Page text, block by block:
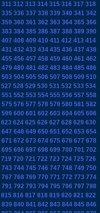
311 312 313 314 315 316 317 318
335 336 337 338 339 340 341 342
359 360 361 362 363 364 365 366
383 384 385 386 387 388 389 390
407 408 409 410 411 412 413 414
431 432 433 434 435 436 437 438
455 456 457 458 459 460 461 462
479 480 481 482 483 484 485 486
503 504 505 506 507 508 509 510
527 528 529 530 531 532 533 534
551 552 553 554 555 556 557 558
575 576 577 578 579 580 581 582
599 600 601 602 603 604 605 606
623 624 625 626 627 628 629 630
647 648 649 650 651 652 653 654
671 672 673 674 675 676 677 678
695 696 697 698 699 700 701 702
719 720 721 722 723 724 725 726
743 744 745 746 747 748 749 750
767 768 769 770 771 772 773 774
791 792 793 794 795 796 797 798
815 816 817 818 819 820 821 822
839 840 841 842 843 844 845 846